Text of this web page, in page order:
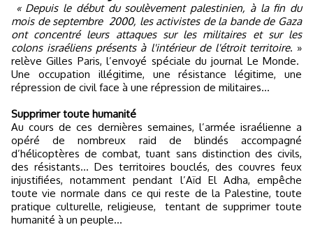
« Depuis le début du soulèvement palestinien, à la fin du
mois de septembre 2000, les activistes de la bande de Gaza
ont concentré leurs attaques sur les militaires et sur les
colons israéliens présents à l'intérieur de l'étroit territoire. »
relève Gilles Paris, l’envoyé spéciale du journal Le Monde.
Une occupation illégitime, une résistance légitime, une
répression de civil face à une répression de militaires…
Supprimer toute humanité
Au cours de ces dernières semaines, l’armée israélienne a
opéré de nombreux raid de blindés accompagné
d’hélicoptères de combat, tuant sans distinction des civils,
des résistants… Des territoires bouclés, des couvres feux
injustifiées, notamment pendant l’Aïd El Adha, empêche
toute vie normale dans ce qui reste de la Palestine, toute
pratique culturelle, religieuse,
tentant de supprimer toute
humanité à un peuple…